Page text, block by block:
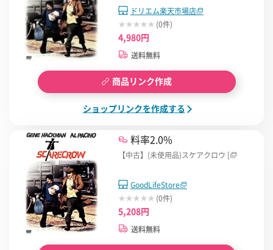
ドリエム楽天市場店
(0件)
4,980円
送料無料
商品リンク作成
ショップリンクを作成する
料率2.0%
【中古】(未使用品)スケアクロウ [
GoodLifeStore
(0件)
5,208円
送料無料